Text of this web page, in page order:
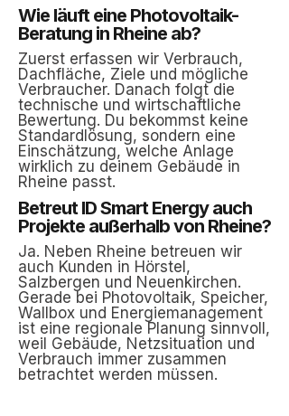
Wie läuft eine Photovoltaik-
Beratung in Rheine ab?
Zuerst erfassen wir Verbrauch,
Dachfläche, Ziele und mögliche
Verbraucher. Danach folgt die
technische und wirtschaftliche
Bewertung. Du bekommst keine
Standardlösung, sondern eine
Einschätzung, welche Anlage
wirklich zu deinem Gebäude in
Rheine passt.
Betreut ID Smart Energy auch
Projekte außerhalb von Rheine?
Ja. Neben Rheine betreuen wir
auch Kunden in Hörstel,
Salzbergen und Neuenkirchen.
Gerade bei Photovoltaik, Speicher,
Wallbox und Energiemanagement
ist eine regionale Planung sinnvoll,
weil Gebäude, Netzsituation und
Verbrauch immer zusammen
betrachtet werden müssen.